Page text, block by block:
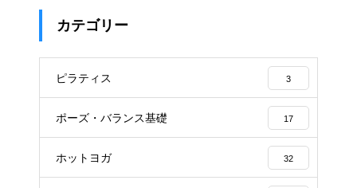
カテゴリー
ピラティス 3
ポーズ・バランス基礎 17
ホットヨガ 32